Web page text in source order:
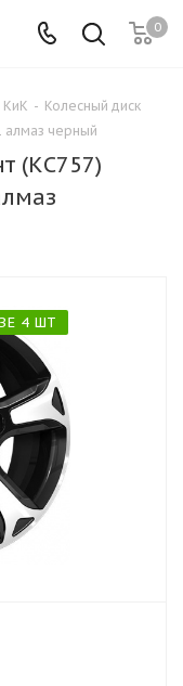
0
КиК - Колесный диск
алмаз черный
(КС757)
4 ШТ